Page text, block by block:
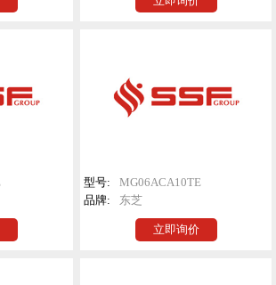
型号:
MG06ACA10TE
品牌:
东芝
立即询价